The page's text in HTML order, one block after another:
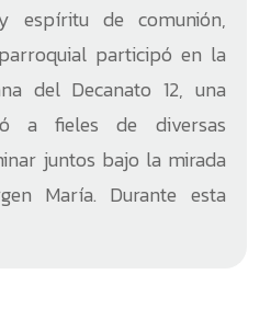
espíritu de comunión,
participó en la
del Decanato 12, una
a fieles de diversas
juntos bajo la mirada
María. Durante esta